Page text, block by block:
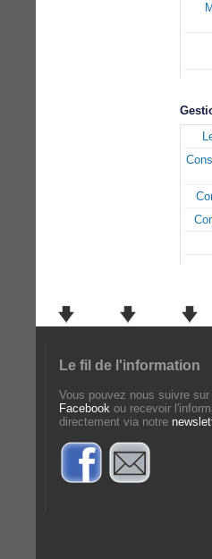
Le fil de l'information
Vous pouvez nous suivre sur
Facebook ou recevoir
directement via notre